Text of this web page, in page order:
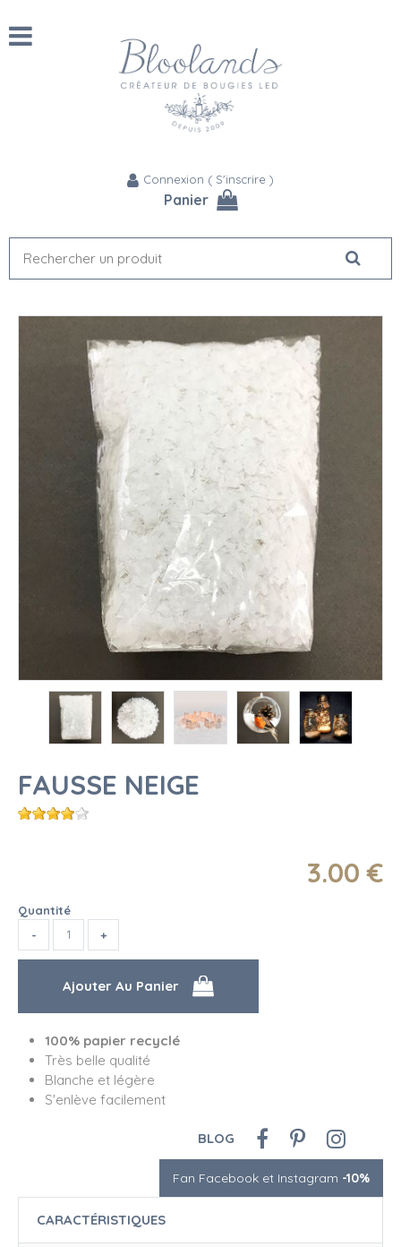
Connexion ( S'inscrire )
Panier
FAUSSE NEIGE
3.00 €
Quantité
100% papier recyclé
Très belle qualité
Blanche et légère
S'enlève facilement
BLOG
Fan Facebook et Instagram -10%
CARACTÉRISTIQUES